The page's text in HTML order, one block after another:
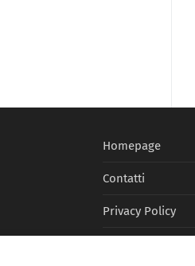
Homepage
Contatti
Privacy Policy